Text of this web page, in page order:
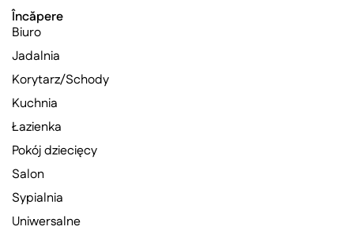
Încăpere
Biuro
Jadalnia
Korytarz/Schody
Kuchnia
Łazienka
Pokój dziecięcy
Salon
Sypialnia
Uniwersalne